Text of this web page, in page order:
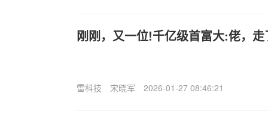
刚刚，又一位!千亿级首富大:佬，走
雷科技 宋晓军 2026-01-27 08:46:21